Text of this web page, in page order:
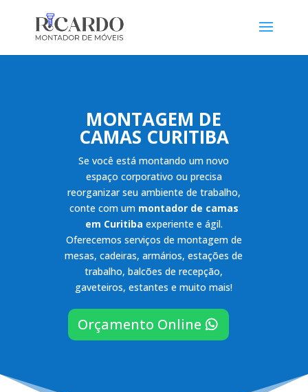
MONTAGEM DE
CAMAS CURITIBA
Se você está montando um novo
espaço corporativo ou precisa
reorganizar seu ambiente de trabalho,
conte com um montador de camas
em Curitiba experiente e ágil.
Oferecemos serviços de montagem de
mesas, cadeiras, armários, estações de
trabalho, balcões de recepção,
gaveteiros, estantes e muito mais!
Orçamento Online